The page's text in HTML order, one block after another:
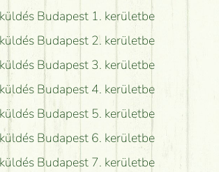
Budapest 1. kerületbe
Budapest 2. kerületbe
Budapest 3. kerületbe
Budapest 4. kerületbe
Budapest 5. kerületbe
Budapest 6. kerületbe
Budapest 7. kerületbe